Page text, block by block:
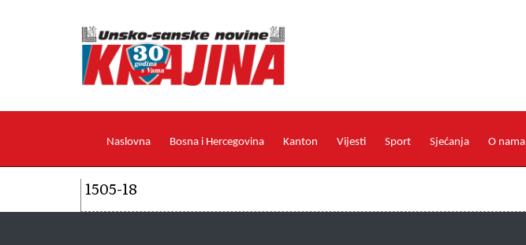
Naslovna Bosna i Hercegovina Kanton Vijesti Sport Sjećanja O nama
1505-18